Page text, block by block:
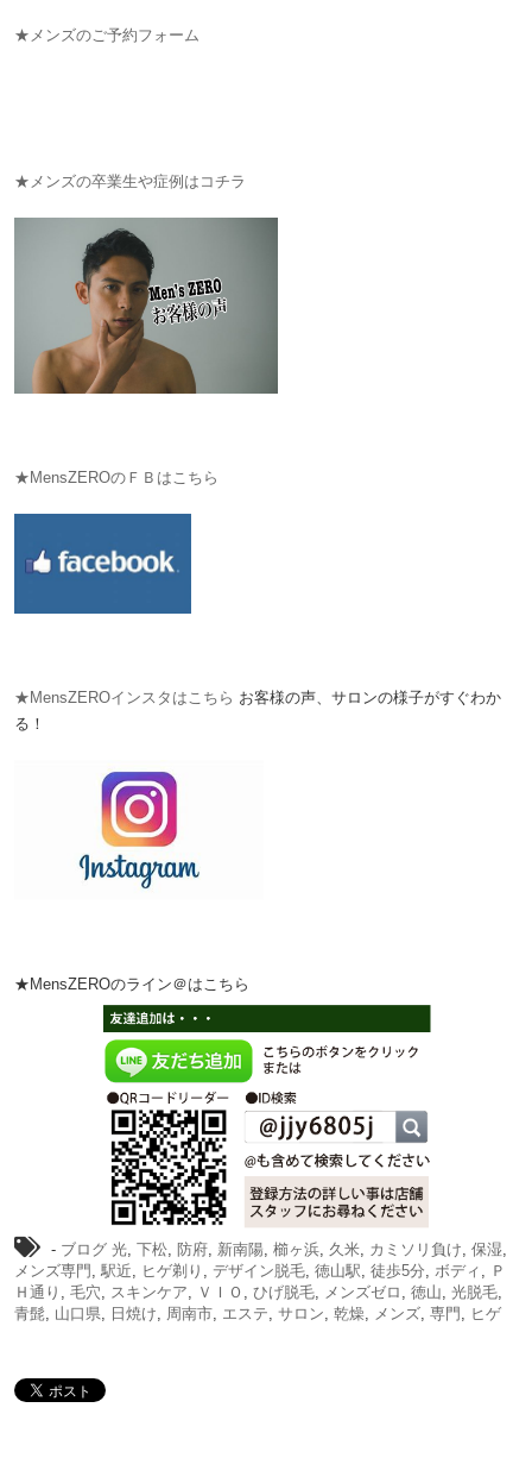
★メンズのご予約フォーム
★メンズの卒業生や症例はコチラ
★MensZEROのＦＢはこちら
★MensZEROインスタはこちら お客様の声、サロンの様子がすぐわか
る！
★MensZEROのライン＠はこちら
- ブログ 光 ,下松 防府 新南陽 ,櫛ヶ浜 久米 カミソリ負け ,保湿
メンズ専門
,駅近 ヒゲ剃り ,デザイン脱毛 ,徳山駅 ,徒歩5分 ボディ
Ｐ
Ｈ通り
,毛穴 スキンケア ＶＩＯ ,ひげ脱毛 メンズゼロ ,徳山 ,光脱毛
青髭
山口県 日焼け 周南市 エステ ,サロン ,乾燥 メンズ ,専門 ヒゲ